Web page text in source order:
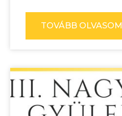
TOVÁBB OLVASOM